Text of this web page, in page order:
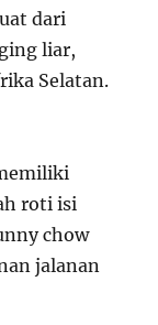
dari
liar,
Selatan.
roti isi
chow
jalanan